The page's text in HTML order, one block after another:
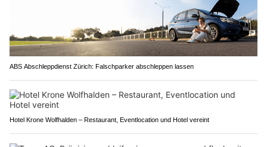
ABS Abschleppdienst Zürich: Falschparker abschleppen lassen
Hotel Krone Wolfhalden – Restaurant, Eventlocation und Hotel vereint